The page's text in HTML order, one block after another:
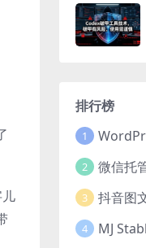
排行榜
1
2
3
4